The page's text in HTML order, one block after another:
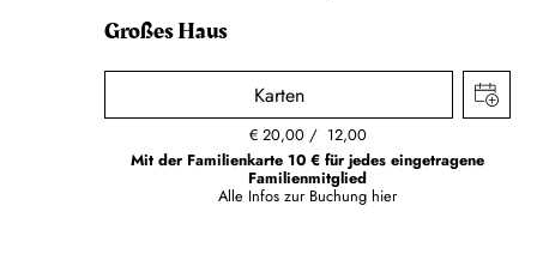
Großes Haus
Karten
€ 20,00
12,00
Mit der Familienkarte 10 € für jedes eingetragene
Familienmitglied
Alle Infos zur Buchung hier